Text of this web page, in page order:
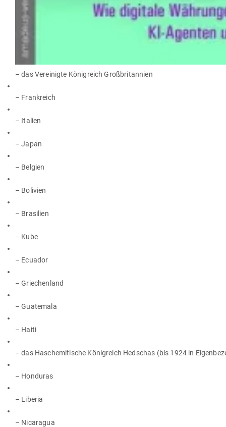
– das Ver­ei­nigte König­reich Großbritannien
– Frankreich
– Italien
– Japan
– Belgien
– Bolivien
– Brasilien
– Kube
– Ecuador
– Griechenland
– Guatemala
– Haiti
– das Hasche­mi­tische König­reich Hed­schas (bis 1924 in
– Honduras
– Liberia
– Nicaragua